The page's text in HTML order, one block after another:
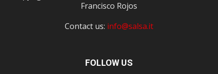
Francisco Rojos
Contact us: info@salsa.it
FOLLOW US